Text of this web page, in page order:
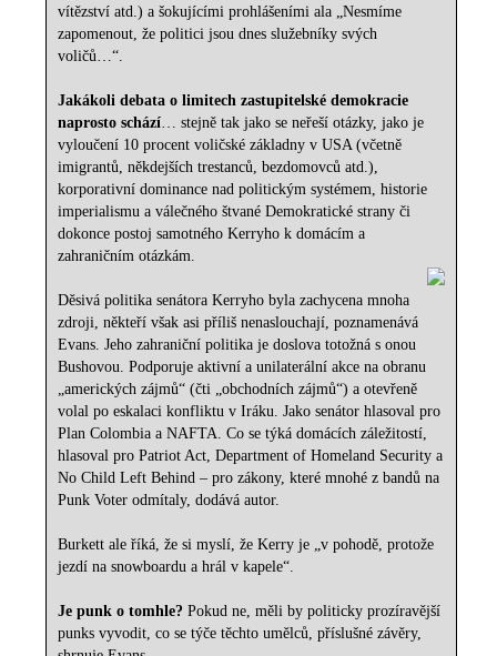
vítězství atd.) a šokujícími prohlášeními ala „Nesmíme
zapomenout, že politici jsou dnes služebníky svých
voličů…“.
Jakákoli debata o limitech zastupitelské demokracie
naprosto schází… stejně tak jako se neřeší otázky, jako je
vyloučení 10 procent voličské základny v USA (včetně
imigrantů, někdejších trestanců, bezdomovců atd.),
korporativní dominance nad politickým systémem, historie
imperialismu a válečného štvané Demokratické strany či
dokonce postoj samotného Kerryho k domácím a
zahraničním otázkám.
Děsivá politika senátora Kerryho byla zachycena mnoha
zdroji, někteří však asi příliš nenaslouchají, poznamenává
Evans. Jeho zahraniční politika je doslova totožná s onou
Bushovou. Podporuje aktivní a unilaterální akce na obranu
„amerických zájmů“ (čti „obchodních zájmů“) a otevřeně
volal po eskalaci konfliktu v Iráku. Jako senátor hlasoval pro
Plan Colombia a NAFTA. Co se týká domácích záležitostí,
hlasoval pro Patriot Act, Department of Homeland Security a
No Child Left Behind – pro zákony, které mnohé z bandů na
Punk Voter odmítaly, dodává autor.
Burkett ale říká, že si myslí, že Kerry je „v pohodě, protože
jezdí na snowboardu a hrál v kapele“.
Je punk o tomhle? Pokud ne, měli by politicky prozíravější
punks vyvodit, co se týče těchto umělců, příslušné závěry,